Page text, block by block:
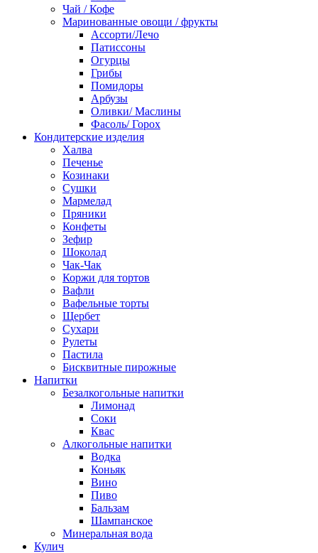
Чай / Кофе
Маринованные овощи / фрукты
Ассорти/Лечо
Патиссоны
Огурцы
Грибы
Помидоры
Арбузы
Оливки/ Маслины
Фасоль/ Горох
Кондитерские изделия
Халва
Печенье
Козинаки
Сушки
Мармелад
Пряники
Конфеты
Зефир
Шоколад
Чак-Чак
Коржи для тортов
Вафли
Вафельные торты
Щербет
Сухари
Рулеты
Пастила
Бисквитные пирожные
Напитки
Безалкогольные напитки
Лимонад
Соки
Квас
Алкогольные напитки
Водка
Коньяк
Вино
Пиво
Бальзам
Шампанское
Минеральная вода
Кулич